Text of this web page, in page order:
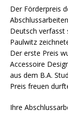
Der Förderpreis
Deutsch verfasst
Paulwitz
Der erste Preis
Accessoire
aus dem B.A.
Preis freuen
Ihre